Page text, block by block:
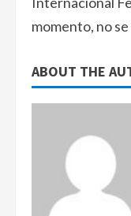
momento, no
ABOUT THE